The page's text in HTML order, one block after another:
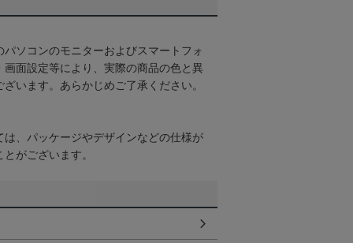
ソコンのモニターおよびスマートフォ
画面設定等により、実際の商品の色と異
います。あらかじめご了承ください。
は、パッケージやデザインなどの仕様が
がございます。